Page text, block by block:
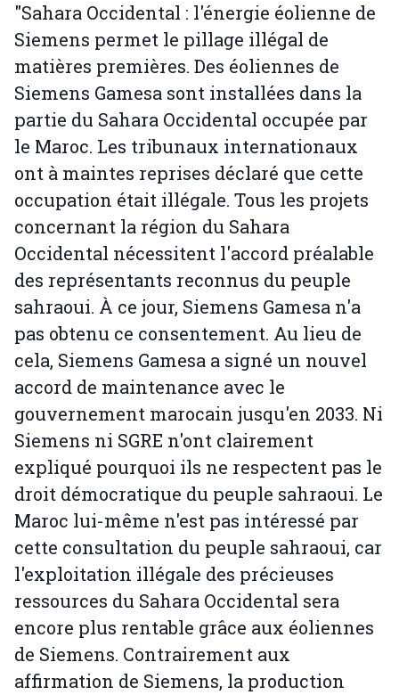
"Sahara Occidental : l'énergie éolienne de
Siemens permet le pillage illégal de
matières premières. Des éoliennes de
Siemens Gamesa sont installées dans la
partie du Sahara Occidental occupée par
le Maroc. Les tribunaux internationaux
ont à maintes reprises déclaré que cette
occupation était illégale. Tous les projets
concernant la région du Sahara
Occidental nécessitent l'accord préalable
des représentants reconnus du peuple
sahraoui. À ce jour, Siemens Gamesa n'a
pas obtenu ce consentement. Au lieu de
cela, Siemens Gamesa a signé un nouvel
accord de maintenance avec le
gouvernement marocain jusqu'en 2033. Ni
Siemens ni SGRE n'ont clairement
expliqué pourquoi ils ne respectent pas le
droit démocratique du peuple sahraoui. Le
Maroc lui-même n'est pas intéressé par
cette consultation du peuple sahraoui, car
l'exploitation illégale des précieuses
ressources du Sahara Occidental sera
encore plus rentable grâce aux éoliennes
de Siemens. Contrairement aux
affirmation de Siemens, la production